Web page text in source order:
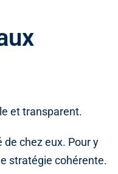
et transparent.
chez eux. Pour y
stratégie cohérente.